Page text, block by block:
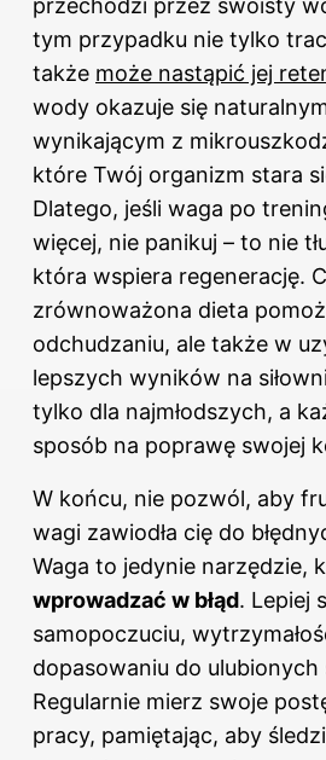
przechodzi przez swoisty
tym przypadku nie tylko
także może nastąpić jej
wody okazuje się
wynikającym z
które Twój organizm stara
Dlatego, jeśli waga po
więcej, nie panikuj – to nie
która wspiera regenerację.
zrównoważona dieta
odchudzaniu, ale także w
lepszych wyników na
tylko dla najmłodszych, a
sposób na poprawę swojej
W końcu, nie pozwól, aby
wagi zawiodła cię do
Waga to jedynie narzędzie,
wprowadzać w błąd. Lepiej
samopoczuciu,
dopasowaniu do ulubionych
Regularnie mierz swoje
pracy, pamiętając, aby